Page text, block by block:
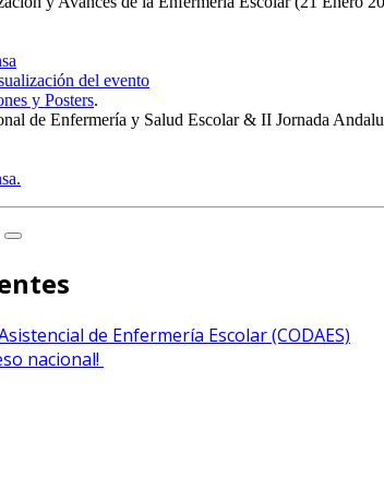
del evento
y Posters.
de Enfermería y Salud Escolar & II Jornada
de Enfermería Escolar (CODAES)
nacional!